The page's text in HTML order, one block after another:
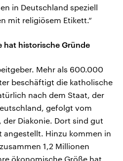
in Deutschland speziell
mit religiösem Etikett.“
hat historische Gründe
Mehr als 600.000
beschäftigt die katholische
nach dem Staat, der
gefolgt vom
Diakonie. Dort sind gut
Hinzu kommen in
1,2 Millionen
ökonomische Größe hat